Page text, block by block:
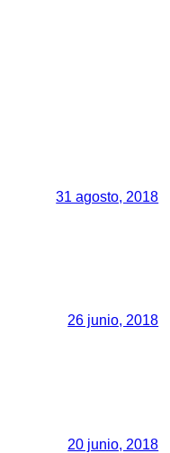
31 agosto, 2018
26 junio, 2018
20 junio, 2018